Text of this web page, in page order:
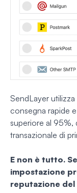
SendLayer
consegna rapide
superiore al 95%,
transazionale di
E non è tutto.
impostazione
reputazione